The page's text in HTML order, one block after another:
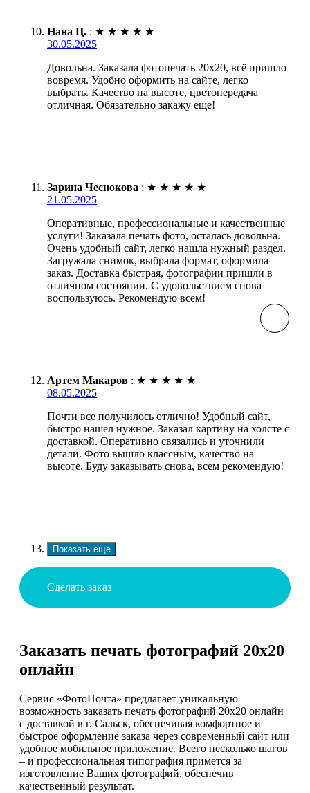
Нана Ц. : ★ ★ ★ ★ ★
30.05.2025
Довольна. Заказала фотопечать 20х20, всё пришло
вовремя. Удобно оформить на сайте, легко
выбрать. Качество на высоте, цветопередача
отличная. Обязательно закажу еще!
Зарина Чеснокова : ★ ★ ★ ★ ★
21.05.2025
Оперативные, профессиональные и качественные
услуги! Заказала печать фото, осталась довольна.
Очень удобный сайт, легко нашла нужный раздел.
Загружала снимок, выбрала формат, оформила
заказ. Доставка быстрая, фотографии пришли в
отличном состоянии. С удовольствием снова
воспользуюсь. Рекомендую всем!
Артем Макаров : ★ ★ ★ ★ ★
08.05.2025
Почти все получилось отлично! Удобный сайт,
быстро нашел нужное. Заказал картину на холсте с
доставкой. Оперативно связались и уточнили
детали. Фото вышло классным, качество на
высоте. Буду заказывать снова, всем рекомендую!
Показать еще
Сделать заказ
Заказать печать фотографий 20х20
онлайн
Сервис «ФотоПочта» предлагает уникальную
возможность заказать печать фотографий 20х20 онлайн
с доставкой в г. Сальск, обеспечивая комфортное и
быстрое оформление заказа через современный сайт или
удобное мобильное приложение. Всего несколько шагов
– и профессиональная типография примется за
изготовление Ваших фотографий, обеспечив
качественный результат.